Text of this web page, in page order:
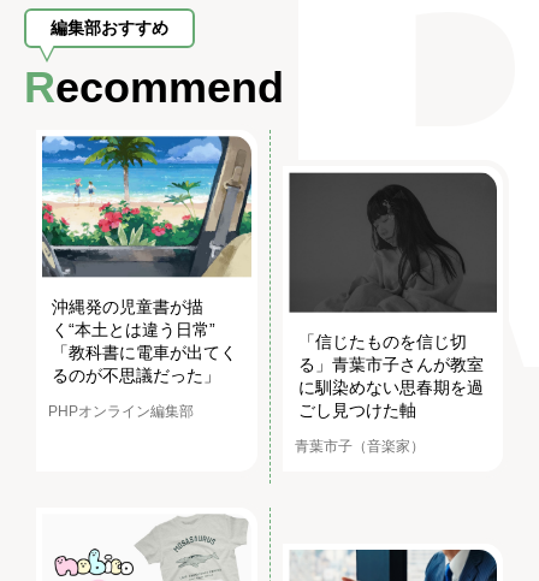
編集部おすすめ
Recommend
沖縄発の児童書が描
く“本土とは違う日常”
「教科書に電車が出てく
るのが不思議だった」
PHPオンライン編集部
「信じたものを信じ切
る」青葉市子さんが教室
に馴染めない思春期を過
ごし見つけた軸
青葉市子（音楽家）